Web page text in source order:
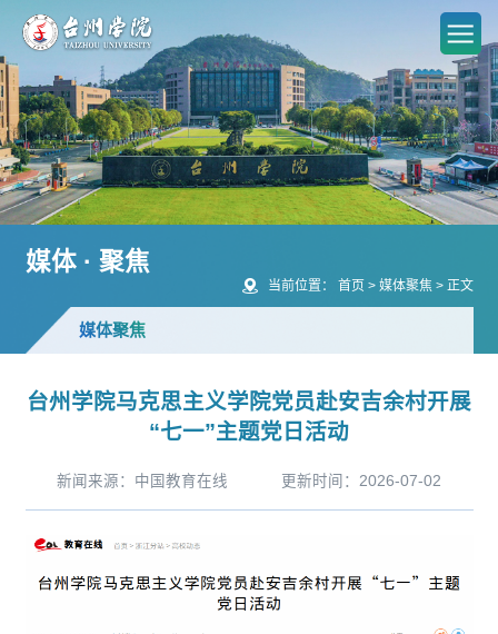
媒体 · 聚焦
当前位置： 首页> 媒体聚焦 > 正文
媒体聚焦
台州学院马克思主义学院党员赴安吉余村开展
“七一”主题党日活动
新闻来源：中国教育在线 更新时间：2026-07-02